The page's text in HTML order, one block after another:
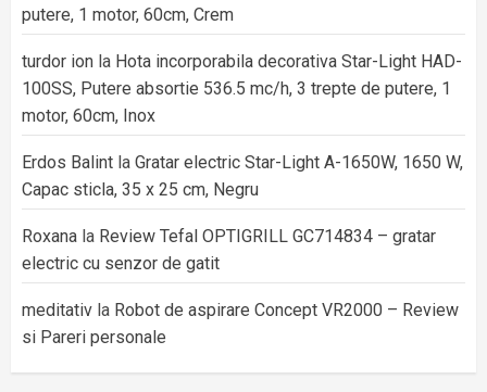
putere, 1 motor, 60cm, Crem
turdor ion la Hota incorporabila decorativa Star-Light HAD-
100SS, Putere absortie 536.5 mc/h, 3 trepte de putere, 1
motor, 60cm, Inox
Erdos Balint la Gratar electric Star-Light A-1650W, 1650 W,
Capac sticla, 35 x 25 cm, Negru
Roxana la Review Tefal OPTIGRILL GC714834 – gratar
electric cu senzor de gatit
meditativ la Robot de aspirare Concept VR2000 – Review
si Pareri personale